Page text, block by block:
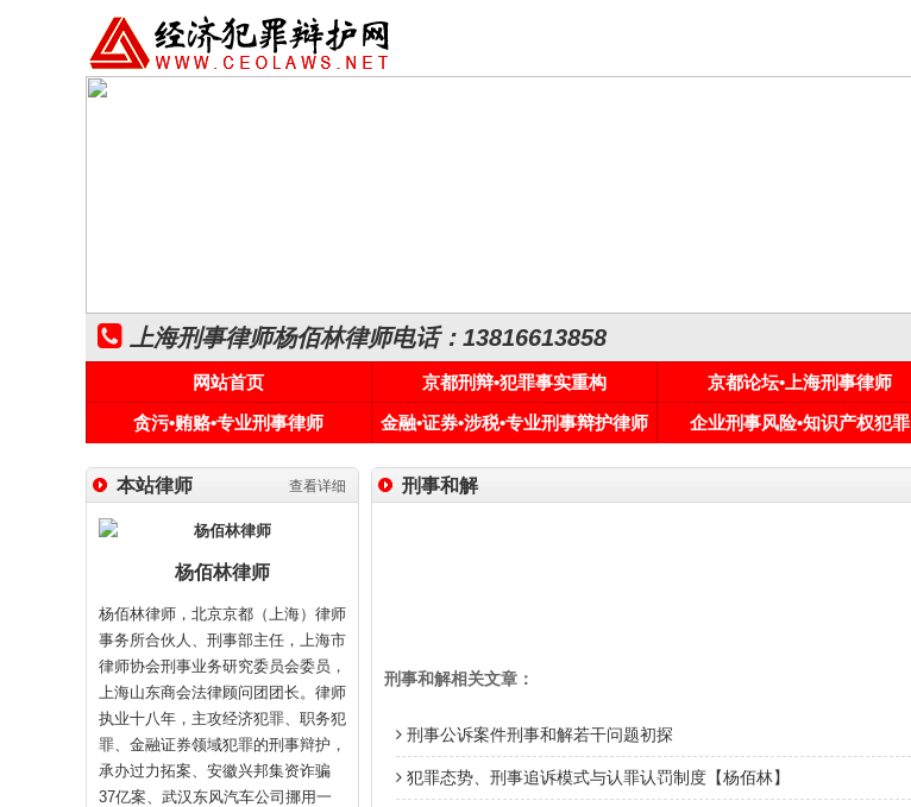
上海刑事律师杨佰林律师电话：13816613858
网站首页 京都刑辩•犯罪事实重构 京都论坛•上海刑事律师
贪污•贿赂•专业刑事律师
金融•证券•涉税•专业刑事辩护律师 企业刑事风险•知识产权犯罪
查看详细
本站律师
杨佰林律师
杨佰林律师，北京京都（上海）律师
事务所合伙人、刑事部主任，上海市
律师协会刑事业务研究委员会委员，
上海山东商会法律顾问团团长。律师
执业十八年，主攻经济犯罪、职务犯
罪、金融证券领域犯罪的刑事辩护，
承办过力拓案、安徽兴邦集资诈骗
37亿案、武汉东风汽车公司挪用一
刑事和解
刑事和解相关文章：
刑事公诉案件刑事和解若干问题初探
犯罪态势、刑事追诉模式与认罪认罚制度【杨佰林】